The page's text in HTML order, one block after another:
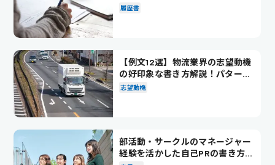
方を解説
履歴書
【例文12選】物流業界の志望動機
の好印象な書き方解説！パターン
別の例文も紹介
志望動機
部活動・サークルのマネージャー
経験を活かした自己PRの書き方を